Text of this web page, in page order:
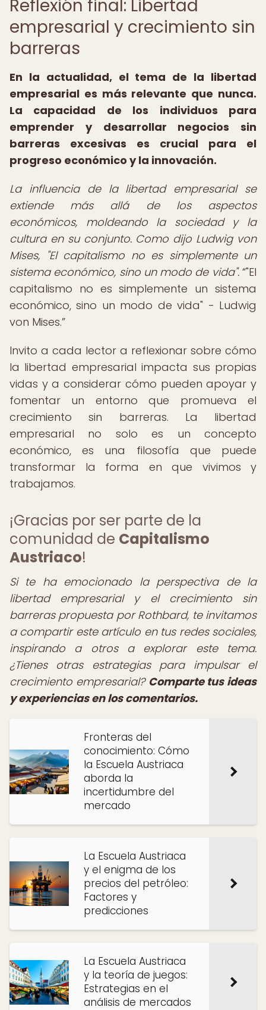
Reflexión final: Libertad
empresarial y crecimiento sin
barreras
En la actualidad, el tema de la libertad
empresarial es más relevante que nunca.
La capacidad de los individuos para
emprender y desarrollar negocios sin
barreras excesivas es crucial para el
progreso económico y la innovación.
La influencia de la libertad empresarial se
extiende más allá de los aspectos
económicos, moldeando la sociedad y la
cultura en su conjunto. Como dijo Ludwig von
Mises, "El capitalismo no es simplemente un
sistema económico, sino un modo de vida". "El
capitalismo no es simplemente un sistema
económico, sino un modo de vida" - Ludwig
von Mises.
Invito a cada lector a reflexionar sobre cómo
la libertad empresarial impacta sus propias
vidas y a considerar cómo pueden apoyar y
fomentar un entorno que promueva el
crecimiento sin barreras. La libertad
empresarial no solo es un concepto
económico, es una filosofía que puede
transformar la forma en que vivimos y
trabajamos.
¡Gracias por ser parte de la
comunidad de Capitalismo
Austriaco!
Si te ha emocionado la perspectiva de la
libertad empresarial y el crecimiento sin
barreras propuesta por Rothbard, te invitamos
a compartir este artículo en tus redes sociales,
inspirando a otros a explorar este tema.
¿Tienes otras estrategias para impulsar el
crecimiento empresarial? Comparte tus ideas
y experiencias en los comentarios.
Fronteras del
conocimiento: Cómo
la Escuela Austriaca
aborda la
incertidumbre del
mercado
La Escuela Austriaca
y el enigma de los
precios del petróleo:
Factores y
predicciones
La Escuela Austriaca
y la teoría de juegos:
Estrategias en el
análisis de mercados